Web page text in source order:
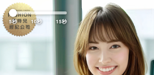
Previous
5秒 10秒 15秒